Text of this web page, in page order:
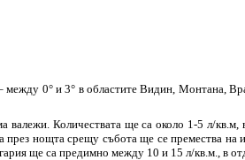
0° и 3° в областите Видин, Монтана,
Количествата ще са около 1-5 л/
нощта срещу събота ще се премества
ще са предимно между 10 и 15 л/кв.м., в